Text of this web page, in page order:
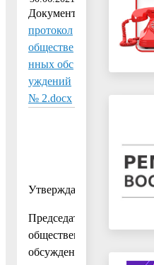
Документ:
протокол
обществе
нных обс
уждений
№ 2.docx
Утверждаю
Председатель
общественных
обсуждений